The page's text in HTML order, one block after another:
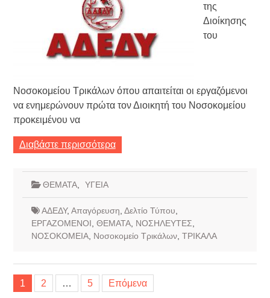
της
Διοίκησης
του
Νοσοκομείου Τρικάλων όπου απαιτείται οι εργαζόμενοι
να ενημερώνουν πρώτα τον Διοικητή του Νοσοκομείου
προκειμένου να
Διαβάστε περισσότερα
ΘΕΜΑΤΑ, ΥΓΕΙΑ
ΑΔΕΔΥ, Απαγόρευση Δελτίο Τύπου
ΕΡΓΑΖΟΜΕΝΟΙ ΘΕΜΑΤΑ, ΝΟΣΗΛΕΥΤΕΣ
ΝΟΣΟΚΟΜΕΙΑ, Νοσοκομείο Τρικάλων, ΤΡΙΚΑΛΑ
Σελιδοποίηση
άρθρων
1 2 … 5 Επόμενα